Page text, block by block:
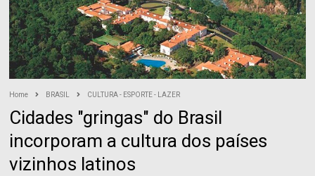
Home BRASIL CULTURA - ESPORTE - LAZER
Cidades "gringas" do Brasil
incorporam a cultura dos países
vizinhos latinos